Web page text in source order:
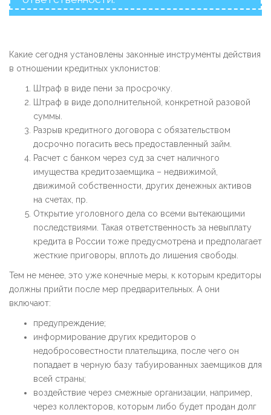
Какие сегодня установлены законные инструменты действия
в отношении кредитных уклонистов:
Штраф в виде пени за просрочку.
Штраф в виде дополнительной, конкретной разовой
суммы.
Разрыв кредитного договора с обязательством
досрочно погасить весь предоставленный займ.
Расчет с банком через суд за счет наличного
имущества кредитозаемщика – недвижимой,
движимой собственности, других денежных активов
на счетах, пр.
Открытие уголовного дела со всеми вытекающими
последствиями. Такая ответственность за невыплату
кредита в России тоже предусмотрена и предполагает
жесткие приговоры, вплоть до лишения свободы.
Тем не менее, это уже конечные меры, к которым кредиторы
должны прийти после мер предварительных. А они
включают:
предупреждение;
информирование других кредиторов о
недобросовестности плательщика, после чего он
попадает в черную базу табуированных заемщиков для
всей страны;
воздействие через смежные организации, например,
через коллекторов, которым либо будет продан долг